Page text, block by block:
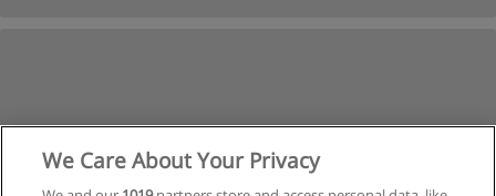
We Care About Your Privacy